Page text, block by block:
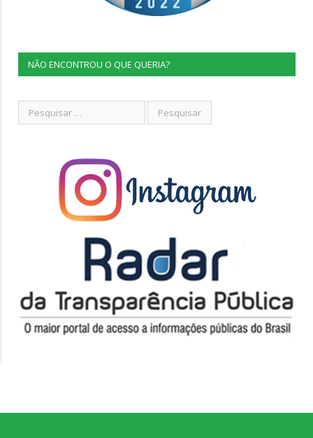
NÃO ENCONTROU O QUE QUERIA?